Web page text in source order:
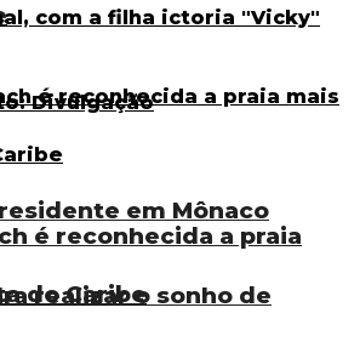
é reconhecida a praia
do Caribe
em Mônaco
realizar o sonho de